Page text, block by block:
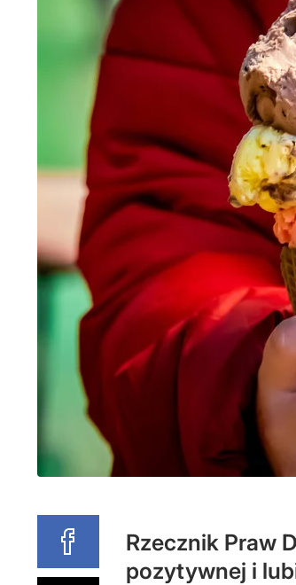
Rzecznik Praw
pozytywnej i